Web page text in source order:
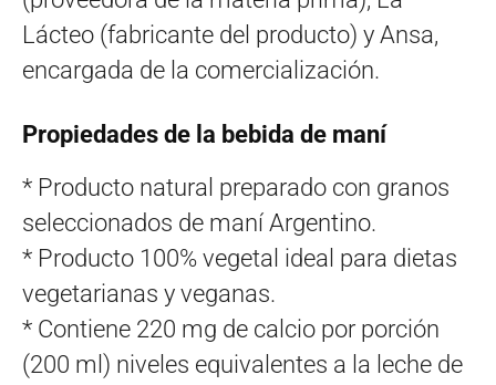
Lácteo (fabricante del producto) y Ansa,
encargada de la comercialización.
Propiedades de la bebida de maní
* Producto natural preparado con granos
seleccionados de maní Argentino.
* Producto 100% vegetal ideal para dietas
vegetarianas y veganas.
* Contiene 220 mg de calcio por porción
(200 ml) niveles equivalentes a la leche de